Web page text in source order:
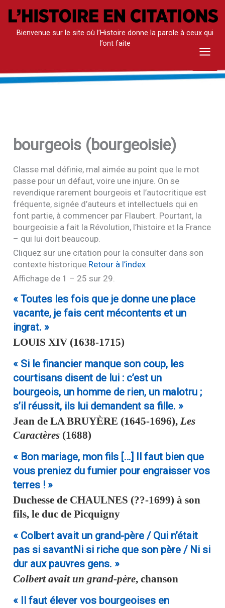
Aller
contenuBienvenue sur le site où l’Histoire donne la parole à ceux qui
l’ont faite
Main
bourgeois (bourgeoisie)
Classe mal définie, mal aimée au point que le mot
passe pour un défaut, voire une injure. On se
revendique rarement bourgeois et l’autocritique est
fréquente, signée d’auteurs et intellectuels qui en
font partie, à commencer par Flaubert. Pourtant, la
bourgeoisie a fait la Révolution, l’histoire et la France
– qui lui doit beaucoup.
Cliquez sur une citation pour la consulter dans son
contexte historique. Retour à l’index
Affichage de 1 – 25 sur 29.
« Toutes les fois que je donne une place
vacante, je fais cent mécontents et un
ingrat. »
LOUIS XIV (1638-1715)
« Si le financier manque son coup, les
courtisans disent de lui : c’est un
bourgeois, un homme de rien, un malotru ;
s’il réussit, ils lui demandent sa fille. »
Jean deLA BRUYÈRE (1645-1696), Les
Caractères (1688)
« Bon mariage, mon fils […] Il faut bien que
vous preniez du fumier pour engraisser vos
terres ! »
Duchesse de CHAULNES (??-1699) à son
fils, le duc de Picquigny
« Colbert avait un grand-père / Qui n’était
pas si savantNi si riche que son père / Ni si
dur aux pauvres gens. »
Colbert avait un grand-père, chanson
« Il faut élever vos bourgeoises en